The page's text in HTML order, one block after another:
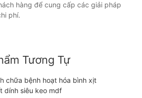
hàng để cung cấp các giải pháp
phí.
Tương Tự